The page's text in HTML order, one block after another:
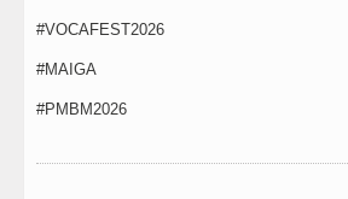
#VOCAFEST2026
#MAIGA
#PMBM2026